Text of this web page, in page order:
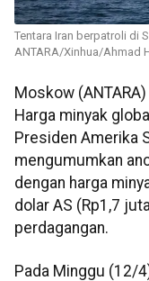
Tentara Iran berpatroli di
ANTARA/Xinhua/Ahmad
Moskow (ANTARA)
Harga minyak
Presiden Amerika
mengumumkan
dengan harga
dolar AS (Rp1,7
perdagangan.
Pada Minggu (12/